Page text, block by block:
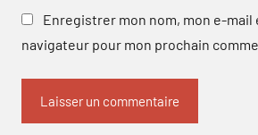
Enregistrer mon nom, mon e-mail
navigateur pour mon prochain